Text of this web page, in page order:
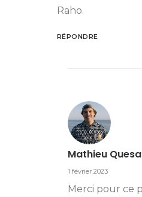
Raho.
RÉPONDRE
Mathieu
1 février 2023
Merci pour ce